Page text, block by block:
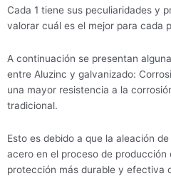
Cada 1 tiene sus peculiaridades y
valorar cuál es el mejor para cada
A continuación se presentan
entre Aluzinc y galvanizado:
una mayor resistencia a la
tradicional.
Esto es debido a que la aleación
acero en el proceso de producción
protección más durable y efectiva